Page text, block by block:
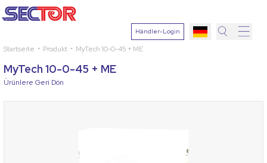
Händler-Login
Startseite Produkt MyTech 10-0-45 + ME
MyTech 10-0-45 + ME
Ürünlere Geri Dön